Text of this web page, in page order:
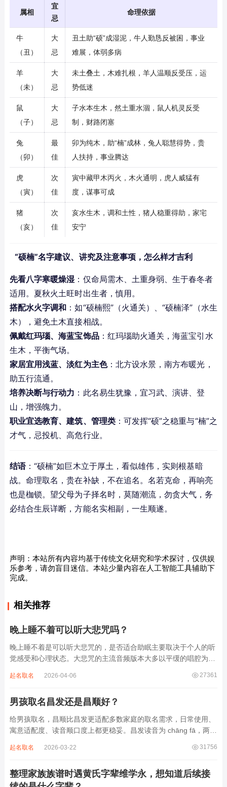
属相
宜
忌
命理依据
牛
（丑）
大
忌
丑土助“硕”成湿泥，牛人勤恳反被困，事业
难展，体弱多病
羊
（未）
大
忌
未土叠土，木难扎根，羊人温顺反受压，运
势低迷
鼠
（子）
大
忌
子水本生木，然土重水涸，鼠人机灵反受
制，财路闭塞
兔
（卯）
最
佳
卯为纯木，助“楠”成林，兔人聪慧得势，贵
人扶持，事业腾达
虎
（寅）
次
佳
寅中藏甲木丙火，木火通明，虎人威猛有
度，谋事可成
猪
（亥）
次
佳
亥水生木，调和土性，猪人稳重得助，家宅
安宁
“硕楠”名字建议、讲究及注意事项，怎么样才吉利
先看八字寒暖燥湿 ：仅命局需木、土重身弱、生于春冬者
适用。夏秋火土旺时出生者，慎用。
搭配水火字调和 ：如“硕楠熙”（火通关）、“硕楠泽”（水生
木），避免土木直接相战。
佩戴红玛瑙、海蓝宝饰品：红玛瑙助火通关，海蓝宝引水
生木，平衡气场。
家居宜用浅蓝、淡红为主色：北方设水景，南方布暖光，
助五行流通。
培养决断与行动力 ：此名易生犹豫，宜习武、演讲、登
山，增强魄力。
职业宜选教育、建筑、管理类：可发挥“硕”之稳重与“楠”之
才气，忌投机、高危行业。
结语：“硕楠”如巨木立于厚土，看似雄伟，实则根基暗
战。命理取名，贵在补缺，不在追名。名若克命，再响亮
也是枷锁。望父母为子择名时，莫随潮流，勿贪大气，务
必结合生辰详断，方能名实相副，一生顺遂。
声明：本站所有内容均基于传统文化研究和学术探讨，仅供娱
乐参考，请勿盲目迷信。本站少量内容在人工智能工具辅助下
完成。
相关推荐
晚上睡不着可以听大悲咒吗？
晚上睡不着是可以听大悲咒的，是否适合助眠主要取决于个人的听
觉感受和心理状态。大悲咒的主流音频版本大多以平缓的唱腔为
急促的鼓点，这类音频本身具备静心的基础特质。睡前思绪繁杂、
27361
起名取名 2026-04-06
男孩取名昌发还是昌顺好？
给男孩取名，昌顺比昌发更适配多数家庭的取名需求，日常使用、
寓意适配度、读音顺口度上都更稳妥。昌发读音为 chāng fā，两个
离叫名字时辨识度不高。昌字本义为兴盛、繁茂，发字核心指向发
31756
起名取名 2026-03-22
整理家族族谱时遇黄氏字辈维学永，想知道后续接